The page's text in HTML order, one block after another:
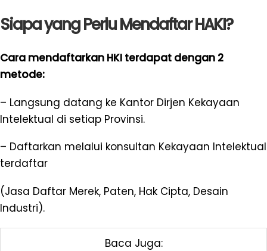
Siapa yang Perlu Mendaftar HAKI?
Cara mendaftarkan HKI terdapat dengan 2
metode:
– Langsung datang ke Kantor Dirjen Kekayaan
Intelektual di setiap Provinsi.
– Daftarkan melalui konsultan Kekayaan Intelektual
terdaftar
(Jasa Daftar Merek, Paten, Hak Cipta, Desain
Industri).
Baca Juga: